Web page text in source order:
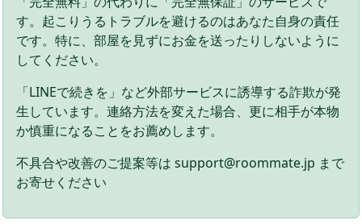
す。起こりうるトラブルを避けるのはあなた自身の責任
です。特に、部屋を見ずにお金を送ったりしないように
してください。
「LINEで続きを」など外部サービスに誘導する詐欺が発
生しています。連絡方法を変えた場合、更に相手が本物
か慎重になることをお薦めします。
不具合や改善のご提案等は support@roommate.jp まで
お寄せください